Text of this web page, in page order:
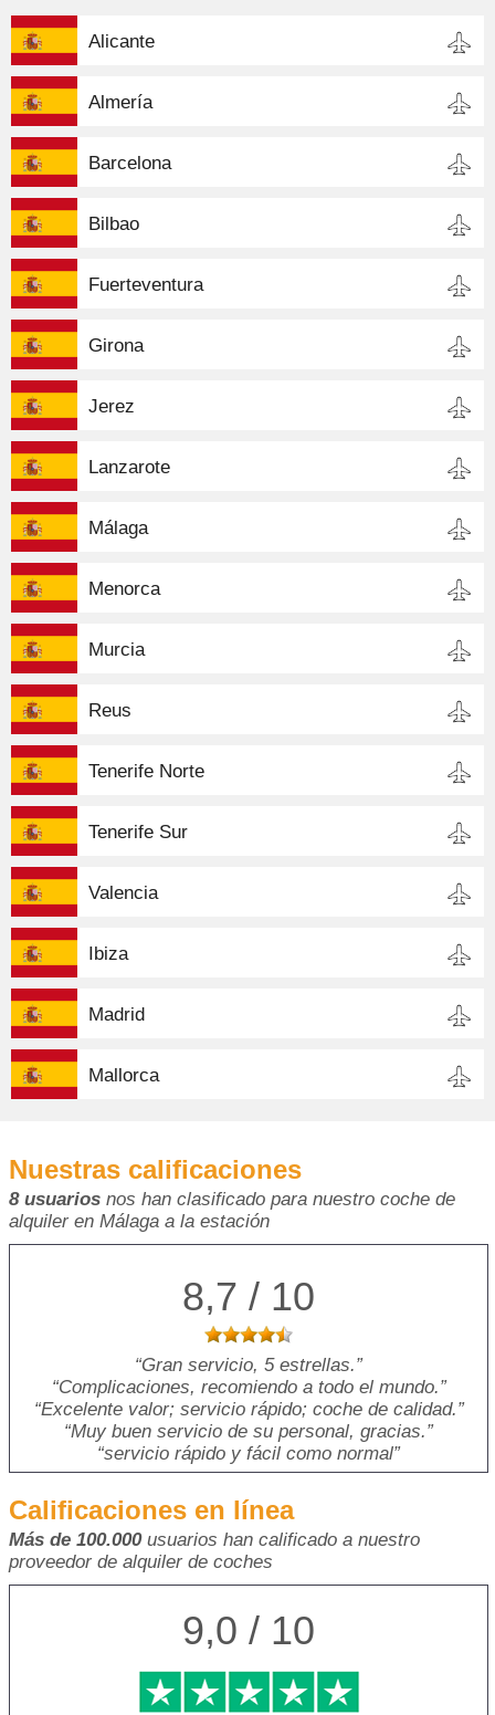
Alicante
Almería
Barcelona
Bilbao
Fuerteventura
Girona
Jerez
Lanzarote
Málaga
Menorca
Murcia
Reus
Tenerife Norte
Tenerife Sur
Valencia
Ibiza
Madrid
Mallorca
Nuestras calificaciones
8 usuarios nos han clasificado para nuestro coche de
alquiler en Málaga a la estación
8,7 / 10
Gran servicio, 5 estrellas.
Complicaciones, recomiendo a todo el mundo.
Excelente valor; servicio rápido; coche de calidad.
Muy buen servicio de su personal, gracias.
servicio rápido y fácil como normal
Calificaciones en línea
Más de 100.000usuarios han calificado a nuestro
proveedor de alquiler de coches
9,0 / 10